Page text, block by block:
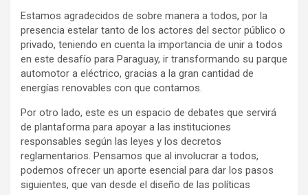
Estamos agradecidos de sobre manera a todos, por la
presencia estelar tanto de los actores del sector público o
privado, teniendo en cuenta la importancia de unir a todos
en este desafío para Paraguay, ir transformando su parque
automotor a eléctrico, gracias a la gran cantidad de
energías renovables con que contamos.
Por otro lado, este es un espacio de debates que servirá
de plantaforma para apoyar a las instituciones
responsables según las leyes y los decretos
reglamentarios. Pensamos que al involucrar a todos,
podemos ofrecer un aporte esencial para dar los pasos
siguientes, que van desde el diseño de las políticas